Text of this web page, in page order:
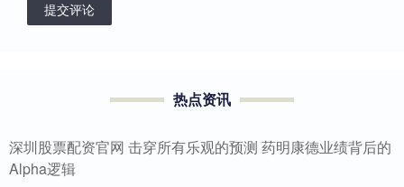
提交评论
热点资讯
深圳股票配资官网 击穿所有乐观的预测 药明康德业绩背后的
Alpha逻辑